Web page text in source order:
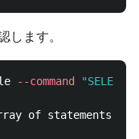
します。
--command "SELECT
of statements